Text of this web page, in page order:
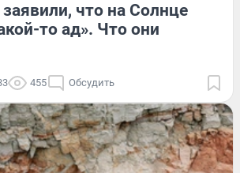
что на Солнце
то ад». Что они
455 Обсудить